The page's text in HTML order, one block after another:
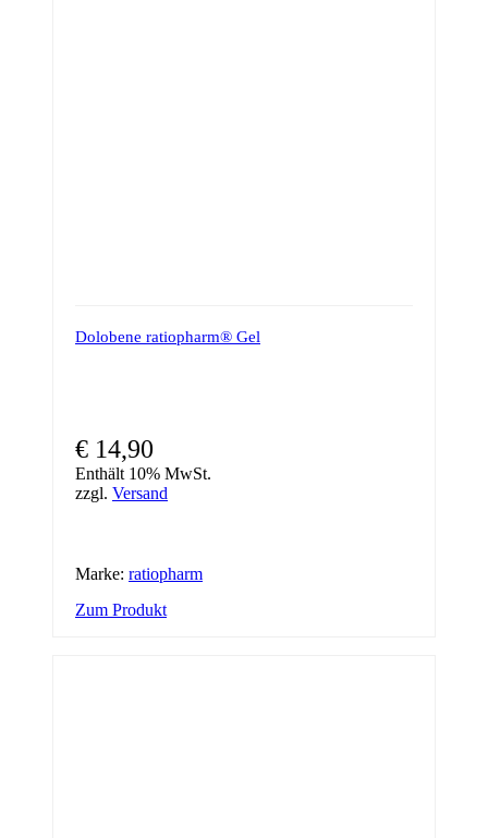
Dolobene ratiopharm® Gel
€ 14,90
Enthält 10% MwSt.
zzgl. Versand
Marke: ratiopharm
Zum Produkt